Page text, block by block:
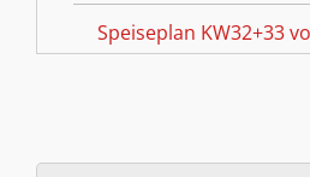
Speiseplan KW32+33